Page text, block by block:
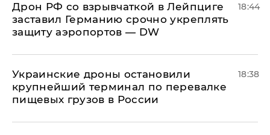
​Дрон РФ со взрывчаткой в Лейпциге
заставил Германию срочно укреплять
защиту аэропортов — DW
18:44
Украинские дроны остановили
крупнейший терминал по перевалке
пищевых грузов в России
18:38